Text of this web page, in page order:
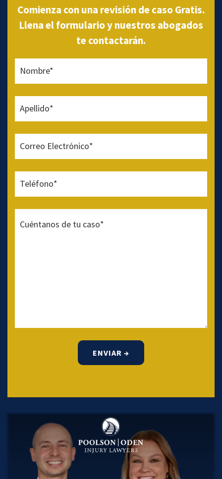
Comienza con una revisión de caso Gratis.
Llena el formulario y nuestros abogados
te contactarán.